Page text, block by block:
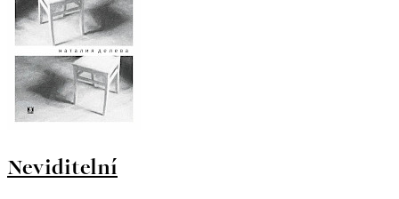
Neviditelní